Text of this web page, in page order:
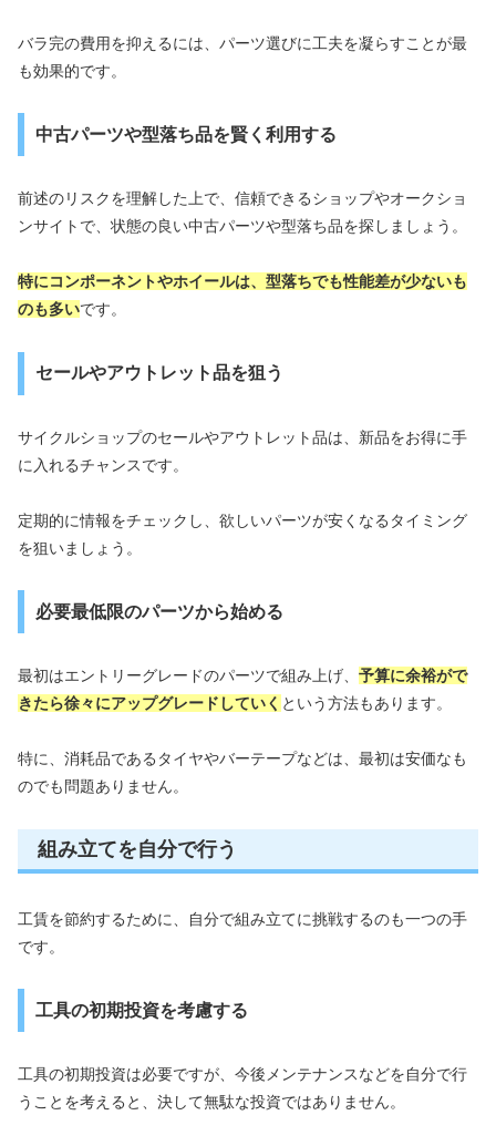
バラ完の費用を抑えるには、パーツ選びに工夫を凝らすことが最
も効果的です。
中古パーツや型落ち品を賢く利用する
前述のリスクを理解した上で、信頼できるショップやオークショ
ンサイトで、状態の良い中古パーツや型落ち品を探しましょう。
特にコンポーネントやホイールは、型落ちでも性能差が少ないも
のも多いです。
セールやアウトレット品を狙う
サイクルショップのセールやアウトレット品は、新品をお得に手
に入れるチャンスです。
定期的に情報をチェックし、欲しいパーツが安くなるタイミング
を狙いましょう。
必要最低限のパーツから始める
最初はエントリーグレードのパーツで組み上げ、 予算に余裕がで
きたら徐々にアップグレードしていく という方法もあります。
特に、消耗品であるタイヤやバーテープなどは、最初は安価なも
のでも問題ありません。
組み立てを自分で行う
工賃を節約するために、自分で組み立てに挑戦するのも一つの手
です。
工具の初期投資を考慮する
工具の初期投資は必要ですが、今後メンテナンスなどを自分で行
うことを考えると、決して無駄な投資ではありません。